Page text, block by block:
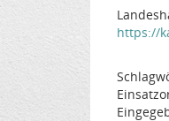
https://